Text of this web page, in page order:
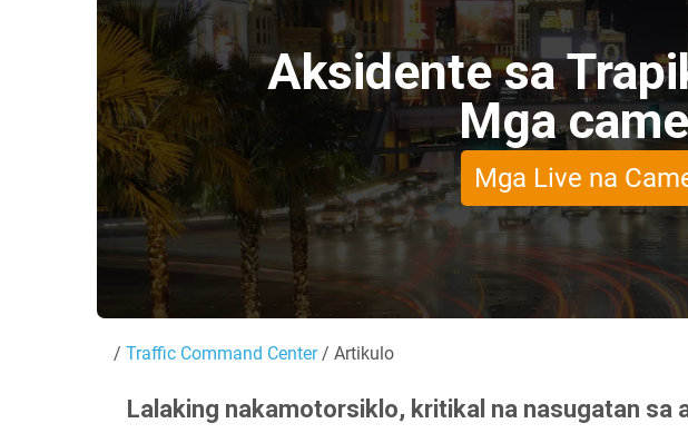
Aksidente sa
Mga
Mga Live na
/ Traffic Command Center/ Artikulo
Lalaking nakamotorsiklo, kritikal na nasugatan sa